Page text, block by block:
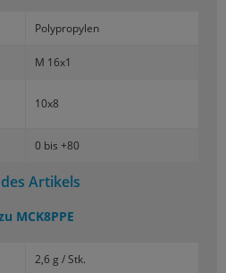
Po­ly­pro­py­len
M 16x1
10x8
0 bis +80
Artikels
MCK8PPE
2,6 g / Stk.